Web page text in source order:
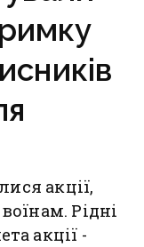
акції,
Рідні
акції -